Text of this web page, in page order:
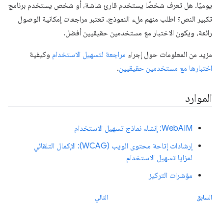
يوميًا. هل تعرف شخصًا يستخدم قارئ شاشة، أو شخص يستخدم برنامج
تكبير النص؟ اطلب منهم ملء النموذج. تعتبر مراجعات إمكانية الوصول
رائعة، ويكون الاختبار مع مستخدمين حقيقيين أفضل.
مزيد من المعلومات حول إجراء مراجعة لتسهيل الاستخدام وكيفية
اختبارها مع مستخدمين حقيقيين.
الموارد
WebAIM: إنشاء نماذج تسهيل الاستخدام
إرشادات إتاحة محتوى الويب (WCAG): الإكمال التلقائي
لمزايا تسهيل الاستخدام
مؤشرات التركيز
السابق
التالي